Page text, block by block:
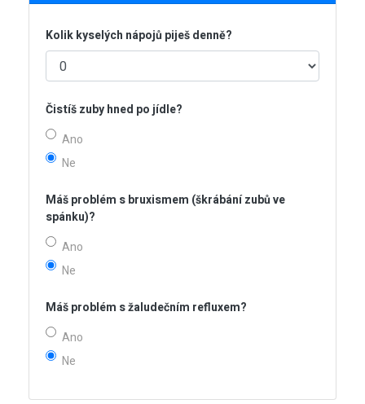
Kolik kyselých nápojů piješ denně?
Čistíš zuby hned po jídle?
Ano
Ne
Máš problém s bruxismem (škrábání zubů ve
spánku)?
Ano
Ne
Máš problém s žaludečním refluxem?
Ano
Ne